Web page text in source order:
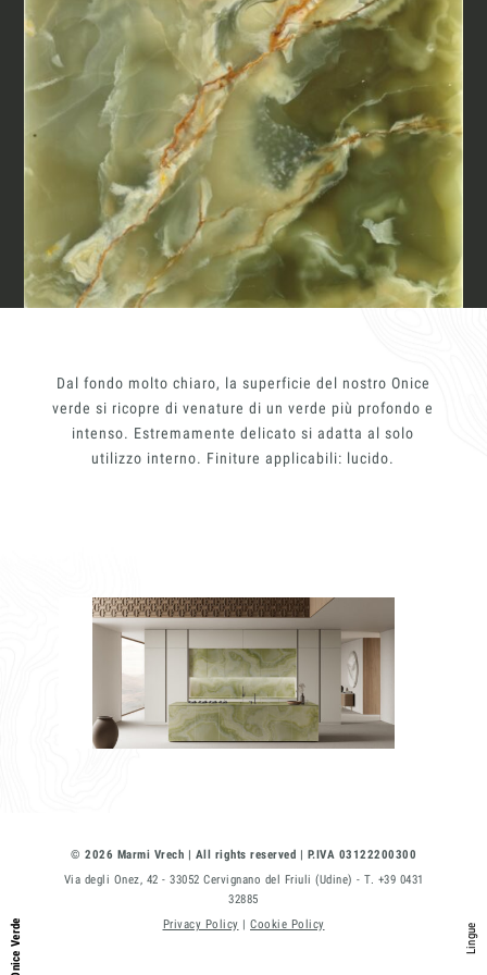
Materiali
Finiture
Magazine
Chi siamo
Lavora con Noi
Onice Verde Lingue
Dal fondo molto chiaro, la superficie del nostro Onice
verde si ricopre di venature di un verde più profondo e
intenso. Estremamente delicato si adatta al solo
utilizzo interno. Finiture applicabili: lucido.
© 2026 Marmi Vrech | All rights reserved | P.IVA 03122200300
Via degli Onez, 42 - 33052 Cervignano del Friuli (Udine) - T. +39 0431
32885
Privacy Policy | Cookie Policy
Italiano
Insieme per grandi progetti
Richiedi l'Architect's kit, il kit di
progettazione realizzato per architetti e
interior designer alla ricerca di pietre
naturali da utilizzare nel prossimo
progetto.
Voglio ricevere il vostro
Architect’s kit
Vorrei un appuntamento per una
Cognome
Messaggio
Acconsento all'uso dei dati come da
indicazioni dellaPrivacy Policy*